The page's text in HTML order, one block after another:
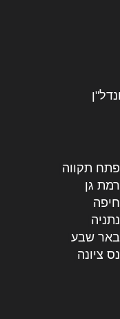
פתח תקווה
רמת גן
חיפה
נתניה
באר שבע
נס ציונה